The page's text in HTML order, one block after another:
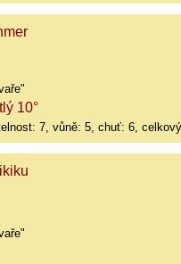
10°
7, vůně: 5, chuť: 6,